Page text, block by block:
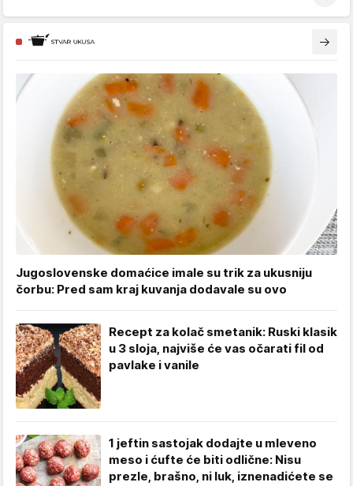
Jugoslovenske domaćice imale su trik za ukusniju
čorbu: Pred sam kraj kuvanja dodavale su ovo
Recept za kolač smetanik: Ruski klasik
u 3 sloja, najviše će vas očarati fil od
pavlake i vanile
1 jeftin sastojak dodajte u mleveno
meso i ćufte će biti odlične: Nisu
prezle, brašno, ni luk, iznenadićete se